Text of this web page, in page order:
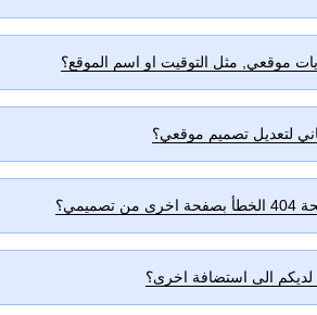
موقعي, مثل التوقيت او اسم الموقع؟
لتعديل تصميم موقعي؟
الى استضافة اخرى؟